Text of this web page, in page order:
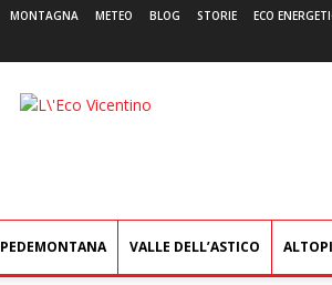
MONTAGNA METEO BLOG STORIE ECO
L'Eco
PEDEMONTANA VALLE DELL’ASTICO